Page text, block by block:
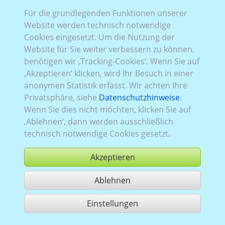
VW_308:Baureihe T5, Facelift,2009–2015
kaufen
1 Treffer teilen
Für die grundlegenden Funktionen unserer
Website werden technisch notwendige
Cookies eingesetzt. Um die Nutzung der
Website für Sie weiter verbessern zu können,
benötigen wir ‚Tracking-Cookies‘. Wenn Sie auf
‚Akzeptieren‘ klicken, wird Ihr Besuch in einer
anonymen Statistik erfasst. Wir achten Ihre
Privatsphäre, siehe Datenschutzhinweise.
Wenn Sie dies nicht möchten, klicken Sie auf
‚Ablehnen‘, dann werden ausschließlich
technisch notwendige Cookies gesetzt.
Akzeptieren
Ablehnen
Einstellungen